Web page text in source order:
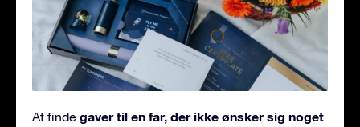
At finde gaver til en far, der ikke ønsker sig noget